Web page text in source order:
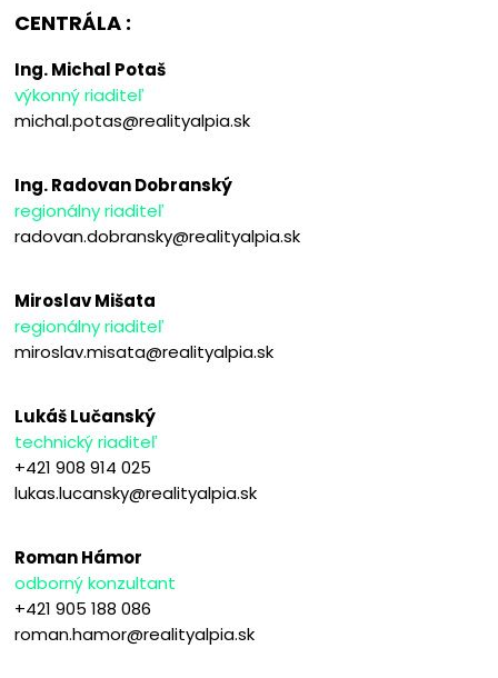
CENTRÁLA :
Ing. Michal Potaš
výkonný riaditeľ
michal.potas@realityalpia.sk
Ing. Radovan Dobranský
regionálny riaditeľ
radovan.dobransky@realityalpia.sk
Miroslav Mišata
regionálny riaditeľ
miroslav.misata@realityalpia.sk
Lukáš Lučanský
technický riaditeľ
+421 908 914 025
lukas.lucansky@realityalpia.sk
Roman Hámor
odborný konzultant
+421 905 188 086
roman.hamor@realityalpia.sk